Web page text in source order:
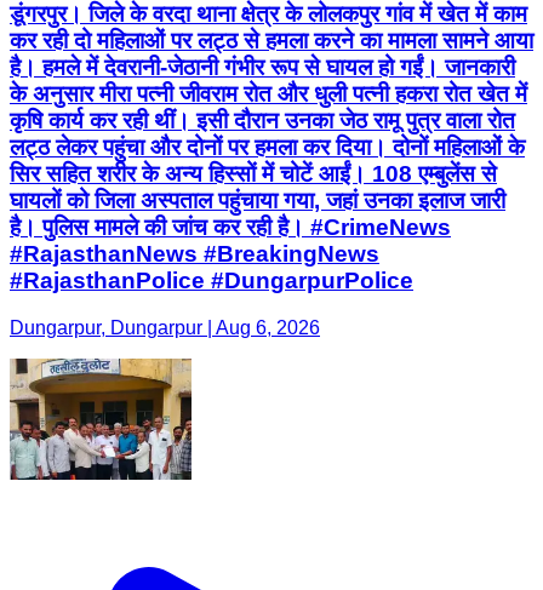
डूंगरपुर। जिले के वरदा थाना क्षेत्र के लोलकपुर गांव में खेत में काम
कर रही दो महिलाओं पर लट्ठ से हमला करने का मामला सामने आया
है। हमले में देवरानी-जेठानी गंभीर रूप से घायल हो गईं। जानकारी
के अनुसार मीरा पत्नी जीवराम रोत और धुली पत्नी हकरा रोत खेत में
कृषि कार्य कर रही थीं। इसी दौरान उनका जेठ रामू पुत्र वाला रोत
लट्ठ लेकर पहुंचा और दोनों पर हमला कर दिया। दोनों महिलाओं के
सिर सहित शरीर के अन्य हिस्सों में चोटें आईं। 108 एम्बुलेंस से
घायलों को जिला अस्पताल पहुंचाया गया, जहां उनका इलाज जारी
है। पुलिस मामले की जांच कर रही है। #CrimeNews
#RajasthanNews #BreakingNews
#RajasthanPolice #DungarpurPolice
Dungarpur, Dungarpur | Aug 6, 2026